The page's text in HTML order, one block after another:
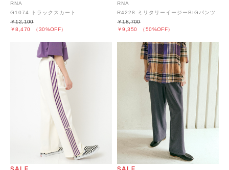
RNA
G1074 トラックスカート
￥8,470 （30%OFF）
￥12,100
RNA
R4228 ミリタリーイージーBIGパンツ
￥9,350 （50%OFF）
￥18,700